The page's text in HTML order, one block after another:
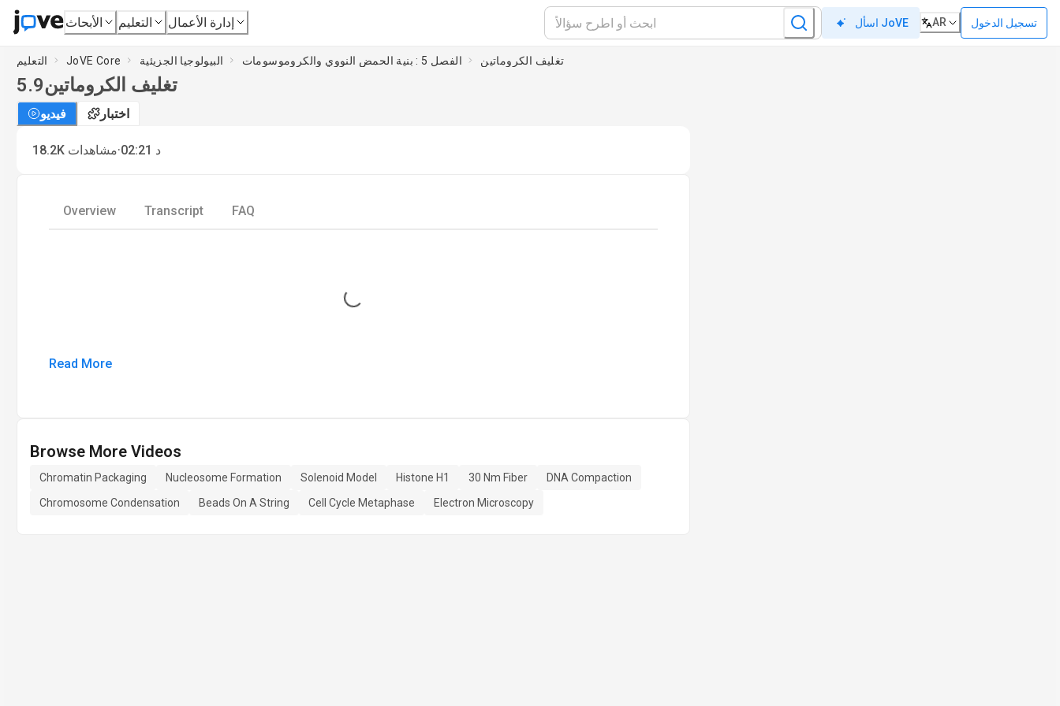
الأبحاث التعليم إدارة الأعمال اسأل JoVE AR تسجيل الدخول
التعليم JoVE Core البيولوجيا الجزيئية الفصل 5 : بنية الحمض النووي والكروموسومات تغليف الكروماتين
5.9تغليف الكروماتين
فيديو اختبار
18.2K مشاهدات·02:21 د
Overview Transcript FAQ
Loading...
Read More
Browse More Videos
Chromatin Packaging Nucleosome Formation Solenoid Model Histone H1 30 Nm Fiber
DNA Compaction
Chromosome Condensation
Beads On A String Cell Cycle Metaphase Electron Microscopy